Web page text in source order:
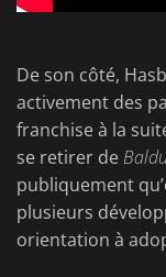
De son côté,
activement des
franchise à la
se retirer de
publiquement
plusieurs
orientation à